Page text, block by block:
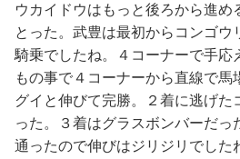
ウカイドウはもっと後ろから進め
とった。武豊は最初からコンゴウ
騎乗でしたね。４コーナーで手応
もの事で４コーナーから直線で馬
グイと伸びて完勝。２着に逃げた
った。３着はグラスボンバーだっ
通ったので伸びはジリジリでした